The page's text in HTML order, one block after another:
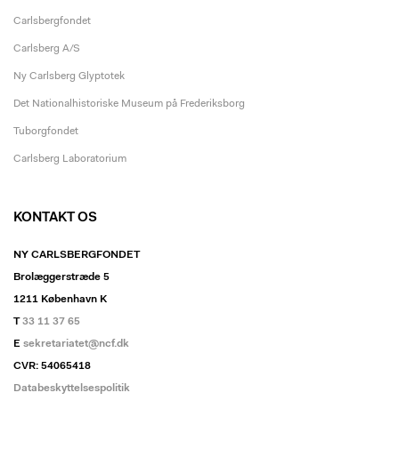
Carlsbergfondet
Carlsberg A/S
Ny Carlsberg Glyptotek
Det Nationalhistoriske Museum på Frederiksborg
Tuborgfondet
Carlsberg Laboratorium
KONTAKT OS
NY CARLSBERGFONDET
Brolæggerstræde 5
1211 København K
T33 11 37 65
E sekretariatet@ncf.dk
CVR: 54065418
Databeskyttelsespolitik